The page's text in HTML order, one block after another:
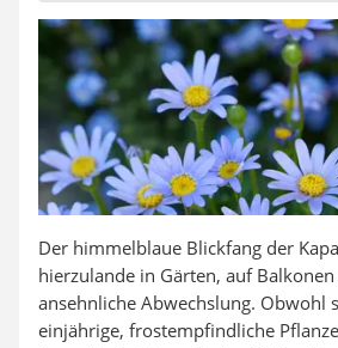
Der himmelblaue Blickfang der
hierzulande in Gärten, auf
ansehnliche Abwechslung. Obwohl
einjährige, frostempfindliche